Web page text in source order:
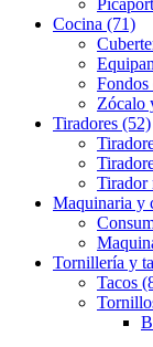
Cocina (71)
Fondos
Zócalo
Tiradores (52)
Tirador
Maquinaria y
Tornillería y
Tacos